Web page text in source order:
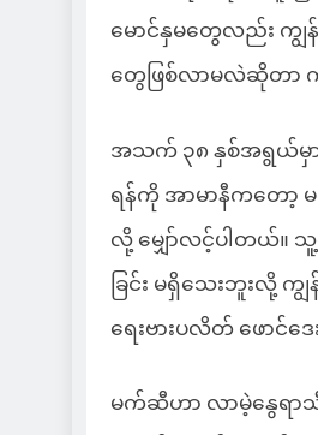
မောင်နှမတွေလည်း ကျွ
တွေဖြစ်လာမလဲဆိုတာ က
အသက် ၃၈ နှစ်အရွယ်မှာ
ရန်ကို အာမာနီကတော့
လို့ မျှော်လင့်ပါတယ်။ သူ့
ခြင်း မရှိသေးဘူးလို့ က
ရေးဗားပလိတ် ဖောင်ဒေ
မက်ဆီဟာ လာမဲ့နွေရာ